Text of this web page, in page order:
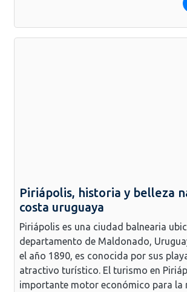
Piriápolis, historia y belleza
costa uruguaya
Piriápolis es una ciudad balnearia
departamento de Maldonado,
el año 1890, es conocida por sus
atractivo turístico. El turismo en
importante motor económico para la